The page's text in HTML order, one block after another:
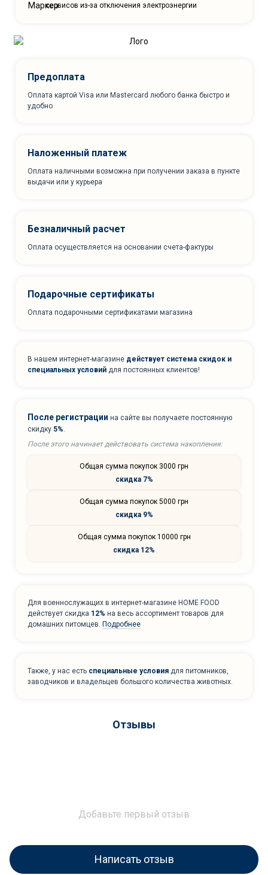
сервисов из-за отключения электроэнергии
Предоплата
Оплата картой Visa или Mastercard любого банка быстро и
удобно
Наложенный платеж
Оплата наличными возможна при получении заказа в пункте
выдачи или у курьера
Безналичный расчет
Оплата осуществляется на основании счета-фактуры
Подарочные сертификаты
Оплата подарочными сертификатами магазина
В нашем интернет-магазине действует система скидок и
специальных условий для постоянных клиентов!
После регистрации на сайте вы получаете постоянную
скидку 5%.
После этого начинает действовать система накопления:
Общая сумма покупок 3000 грн
скидка 7%
Общая сумма покупок 5000 грн
скидка 9%
Общая сумма покупок 10000 грн
скидка 12%
Для военнослужащих в интернет-магазине HOME FOOD
действует скидка 12% на весь ассортимент товаров для
домашних питомцев. Подробнее
Также, у нас есть специальные условия для питомников,
заводчиков и владельцев большого количества животных.
Отзывы
Добавьте первый отзыв
Написать отзыв